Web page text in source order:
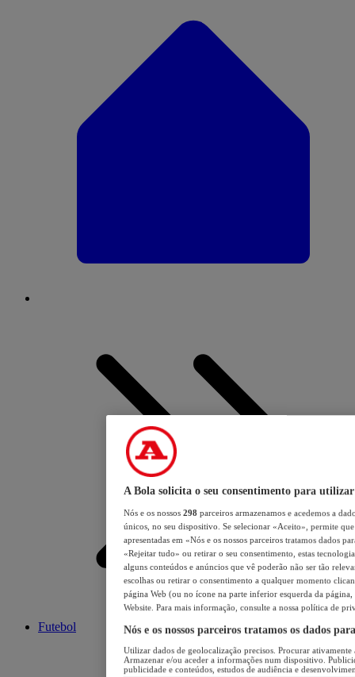
Futebol
A Bola solicita o seu consentimento para utilizar
Nós e os nossos 298 parceiros armazenamos e acedemos a
únicos, no seu dispositivo. Se selecionar «Aceito», permite
apresentadas em «Nós e os nossos parceiros tratamos dados
«Rejeitar tudo» ou retirar o seu consentimento, estas
alguns conteúdos e anúncios que vê poderão não ser tão
escolhas ou retirar o consentimento a qualquer momento
página Web (ou no ícone na parte inferior esquerda da página,
Website. Para mais informação, consulte a nossa política de
Nós e os nossos parceiros tratamos os dados
Utilizar dados de geolocalização precisos. Procurar
Armazenar e/ou aceder a informações num dispositivo.
publicidade e conteúdos, estudos de audiência e